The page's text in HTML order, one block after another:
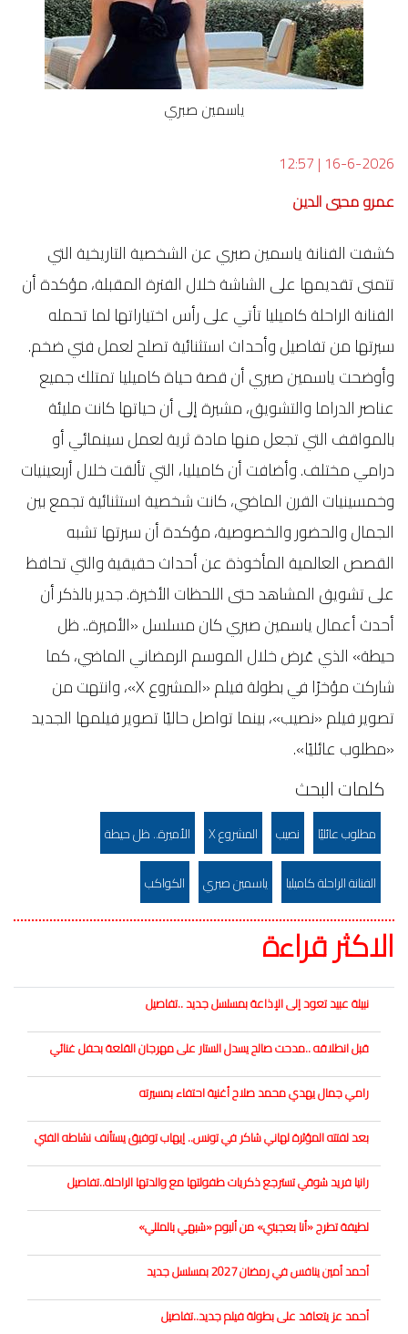
ياسمين صبري
16-6-2026
|
12:57
عمرو محيي الدين
كشفت الفنانة ياسمين صبري عن الشخصية التاريخية التي
تتمنى تقديمها على الشاشة خلال الفترة المقبلة، مؤكدة أن
الفنانة الراحلة كاميليا تأتي على رأس اختياراتها لما تحمله
سيرتها من تفاصيل وأحداث استثنائية تصلح لعمل فني ضخم.
وأوضحت ياسمين صبري أن قصة حياة كاميليا تمتلك جميع
عناصر الدراما والتشويق، مشيرة إلى أن حياتها كانت مليئة
بالمواقف التي تجعل منها مادة ثرية لعمل سينمائي أو
درامي مختلف. وأضافت أن كاميليا، التي تألقت خلال أربعينيات
وخمسينيات القرن الماضي، كانت شخصية استثنائية تجمع بين
الجمال والحضور والخصوصية، مؤكدة أن سيرتها تشبه
القصص العالمية المأخوذة عن أحداث حقيقية والتي تحافظ
على تشويق المشاهد حتى اللحظات الأخيرة. جدير بالذكر أن
أحدث أعمال ياسمين صبري كان مسلسل «الأميرة.. ظل
حيطة» الذي عُرض خلال الموسم الرمضاني الماضي، كما
شاركت مؤخرًا في بطولة فيلم «المشروع X»، وانتهت من
تصوير فيلم «نصيب»، بينما تواصل حاليًا تصوير فيلمها الجديد
«مطلوب عائليًا».
كلمات البحث
مطلوب عائليًا نصيب المشروع X الأميرة.. ظل حيطة
الفنانة الراحلة كاميليا ياسمين صبري الكواكب
الاكثر قراءة
نبيلة عبيد تعود إلى الإذاعة بمسلسل جديد ..تفاصيل
قبل انطلاقه ..مدحت صالح يسدل الستار على مهرجان القلعة بحفل غنائي
رامي جمال يهدي محمد صلاح أغنية احتفاء بمسيرته
بعد لفتته المؤثرة لهاني شاكر في تونس.. إيهاب توفيق يستأنف نشاطه الفني
رانيا فريد شوقي تسترجع ذكريات طفولتها مع والدتها الراحلة..تفاصيل
لطيفة تطرح «أنا بعجبني» من ألبوم «شبهي بالمللي»
أحمد أمين ينافس في رمضان 2027 بمسلسل جديد
أحمد عز يتعاقد على بطولة فيلم جديد..تفاصيل